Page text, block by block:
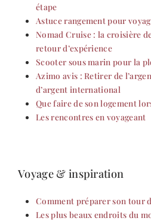
étape
Astuce rangement pour
Nomad Cruise : la croisière
retour d’expérience
Scooter sous marin pour la
Azimo avis : Retirer de
d’argent international
Que faire de son logement
Les rencontres en voyageant
Voyage & inspiration
Comment préparer son tour
Les plus beaux endroits du